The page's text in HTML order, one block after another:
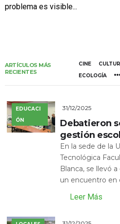
problema es visible...
ARTÍCULOS MÁS
RECIENTES
CINE
ECOLOGÍA
EDUCACI
ÓN
31/12/2025
Debatieron
gestión
En la sede de la
Tecnológica
Blanca, se llevó
un encuentro en
Leer Más